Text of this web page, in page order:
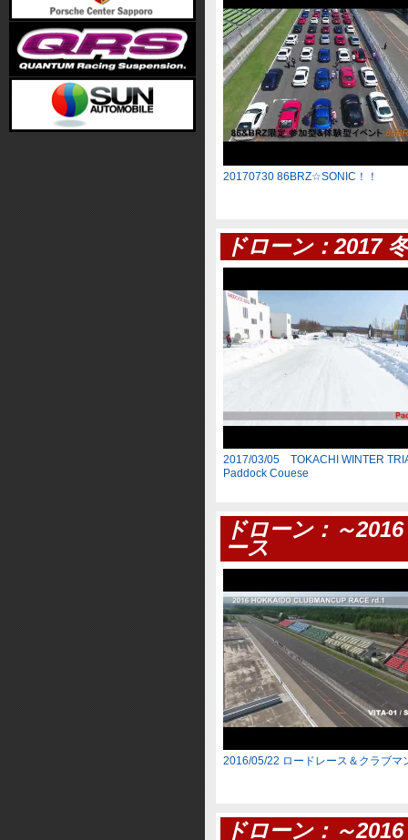
20170730 86BRZ☆SONIC！！
ドローン：2017
2017/03/05 TOKACHI WINTER
Paddock Couese
ドローン：～
ース
2016/05/22 ロードレース＆クラブマ
ドローン：～